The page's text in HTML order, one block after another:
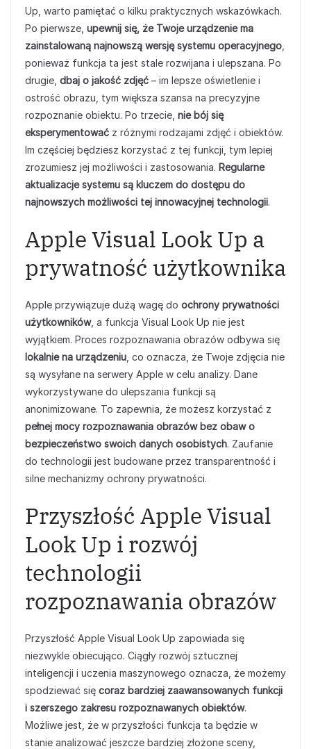
Up, warto pamiętać o kilku praktycznych wskazówkach.
Po pierwsze, upewnij się, że Twoje urządzenie ma
zainstalowaną najnowszą wersję systemu operacyjnego
ponieważ funkcja ta jest stale rozwijana i ulepszana. Po
drugie, dbaj o jakość zdjęć – im lepsze oświetlenie i
ostrość obrazu, tym większa szansa na precyzyjne
rozpoznanie obiektu. Po trzecie, nie bój się
eksperymentować z różnymi rodzajami zdjęć i obiektów.
Im częściej będziesz korzystać z tej funkcji, tym lepiej
zrozumiesz jej możliwości i zastosowania. Regularne
aktualizacje systemu są kluczem do dostępu do
najnowszych możliwości tej innowacyjnej technologii.
Apple Visual Look Up a
prywatność użytkownika
Apple przywiązuje dużą wagę do ochrony prywatności
użytkowników, a funkcja Visual Look Up nie jest
wyjątkiem. Proces rozpoznawania obrazów odbywa się
lokalnie na urządzeniu , co oznacza, że Twoje zdjęcia nie
są wysyłane na serwery Apple w celu analizy. Dane
wykorzystywane do ulepszania funkcji są
anonimizowane. To zapewnia, że możesz korzystać z
pełnej mocy rozpoznawania obrazów bez obaw o
bezpieczeństwo swoich danych osobistych. Zaufanie
do technologii jest budowane przez transparentność i
silne mechanizmy ochrony prywatności.
Przyszłość Apple Visual
Look Up i rozwój
technologii
rozpoznawania obrazów
Przyszłość Apple Visual Look Up zapowiada się
niezwykle obiecująco. Ciągły rozwój sztucznej
inteligencji i uczenia maszynowego oznacza, że możemy
spodziewać się coraz bardziej zaawansowanych funkcji
i szerszego zakresu rozpoznawanych obiektów.
Możliwe jest, że w przyszłości funkcja ta będzie w
stanie analizować jeszcze bardziej złożone sceny,